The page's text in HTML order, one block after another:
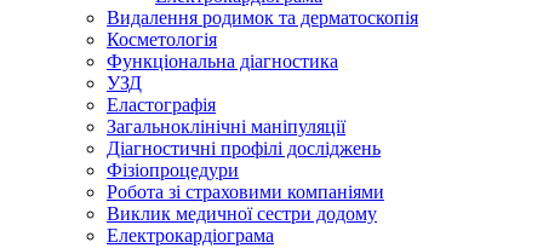
Видалення родимок та дерматоскопія
Косметологія
Функціональна діагностика
УЗД
Еластографія
Загальноклінічні маніпуляції
Діагностичні профілі досліджень
Фізіопроцедури
Робота зі страховими компаніями
Виклик медичної сестри додому
Електрокардіограма